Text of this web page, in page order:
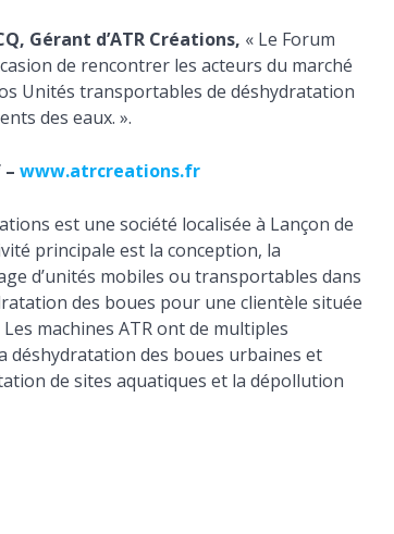
Gérant d’ATR Créations, « Le Forum
de rencontrer les acteurs du marché
Unités transportables de déshydratation
des eaux. ».
www.atrcreations.fr
est une société localisée à Lançon de
principale est la conception, la
d’unités mobiles ou transportables dans
des boues pour une clientèle située
machines ATR ont de multiples
déshydratation des boues urbaines et
de sites aquatiques et la dépollution